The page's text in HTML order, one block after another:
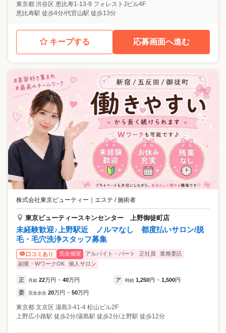
東京都 渋谷区 恵比寿1-13-9 フォレストJビル4F
恵比寿駅 徒歩4分/代官山駅 徒歩13分
キープする 応募画面へ進む
株式会社東京ビューティー ｜ エステ / 施術者
東京ビューティースキンセンター 上野御徒町店
未経験歓迎♪上野駅近 ノルマなし 都度払いサロン/脱
毛・毛穴洗浄スタッフ募集
口コミあり 完全個室 アルバイト・パート 正社員
業務委託
副業・WワークOK
個人サロン
正 月給 22万円 ~ 40万円 ア 時給 1,250円 ~ 1,500円
委 完全歩合 20万円 ~ 50万円
東京都 文京区 湯島3-41-4 松山ビル2F
上野広小路駅 徒歩2分/湯島駅 徒歩2分/上野駅 徒歩12分